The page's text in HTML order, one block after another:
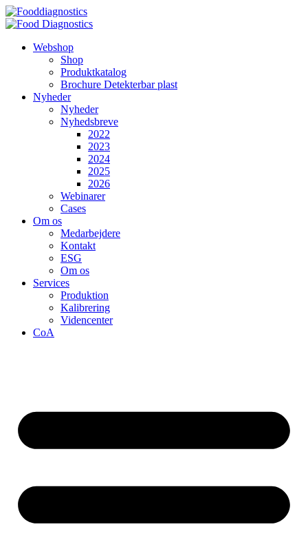
Videre
til
Webshop
Shop
Produktkatalog
Brochure Detekterbar plast
Nyheder
Nyheder
Nyhedsbreve
2022
2023
2024
2025
2026
Webinarer
Cases
Om os
Medarbejdere
Kontakt
ESG
Om os
Services
Produktion
Kalibrering
Videncenter
CoA